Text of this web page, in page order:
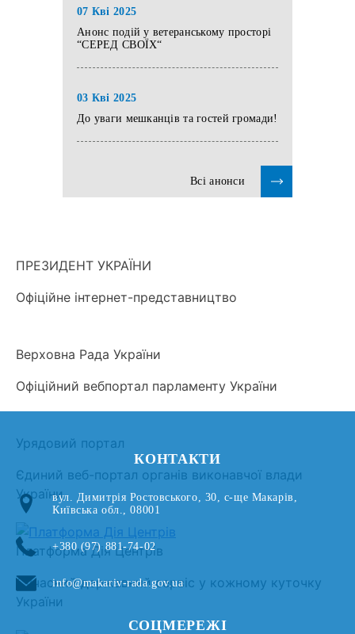
07 Кві 2025
Анонс подій у ветеранському просторі
“СЕРЕД СВОЇХ“
03 Кві 2025
До уваги мешканців та гостей громади!
Всі анонси
ПРЕЗИДЕНТ УКРАЇНИ
Офіційне інтернет-представництво
Верховна Рада України
Офіційний вебпортал парламенту України
Урядовий портал
Єдиний веб-портал органів виконавчої влади
України
Платформа Дія Центрів
Сучасний державний сервіс у кожному куточку
України
КОНТАКТИ
вул. Димитрія Ростовського, 30, с-ще Макарів,
Київська обл., 08001
+380 (97) 881-74-02
info@makariv-rada.gov.ua
СОЦМЕРЕЖІ